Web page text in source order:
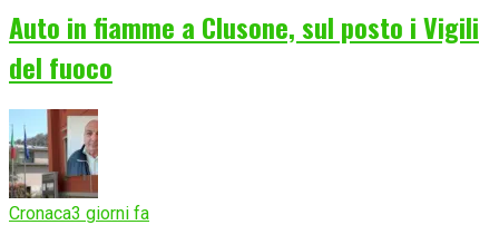
Auto in fiamme a Clusone, sul posto i Vigili
del fuoco
Cronaca3 giorni fa